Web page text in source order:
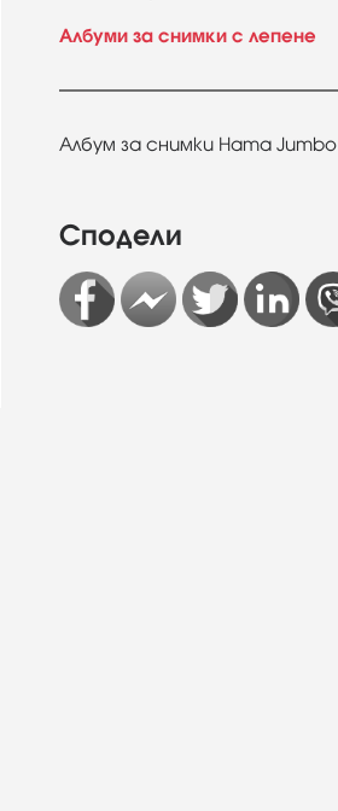
Албуми за снимки с лепене
Албум за снимки Hama
Сподели